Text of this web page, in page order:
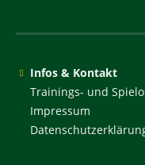
Infos & Kontakt
Trainings- und
Impressum